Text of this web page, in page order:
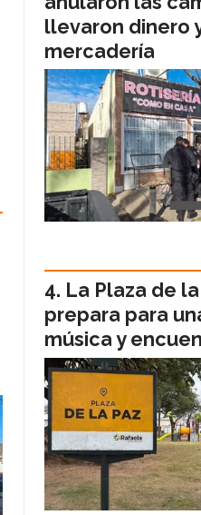
llevaron dinero
mercadería
La Plaza de
prepara para
música y